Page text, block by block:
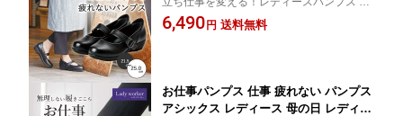
仕事 オフィス ASICS アシックス 商事
パンプス 事務職 冠婚葬祭 通勤靴 葬式
ディーワーカー] 偏平足 外反母趾 妊婦さん
にもおすすめ 疲れにくい 痛くなりにくい
6,490円 送料無料
お仕事パンプス 仕事 疲れない パンプス
アシックス レディース 母の日 レディワ